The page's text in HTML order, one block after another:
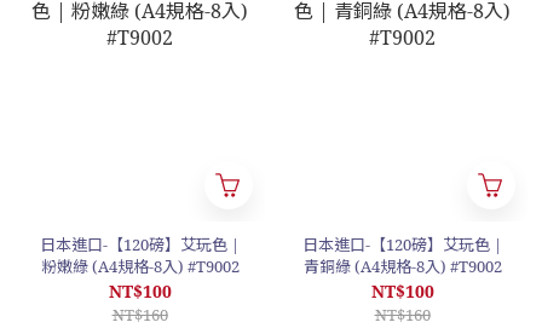
日本進口-【120磅】艾玩色 |
粉嫩綠 (A4規格-8入) #T9002
NT$100
NT$160
日本進口-【120磅】艾玩色 |
青銅綠 (A4規格-8入) #T9002
NT$100
NT$160